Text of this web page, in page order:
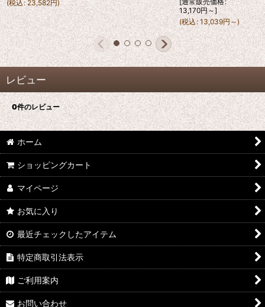
(税込: 23,582円)
13,170円～]
(税込 : 13,039円～)
レビュー
0件のレビュー
ホーム
ショッピングカート
マイページ
お気に入り
最近チェックしたアイテム
特定商取引法表示
ご利用案内
お問い合わせ